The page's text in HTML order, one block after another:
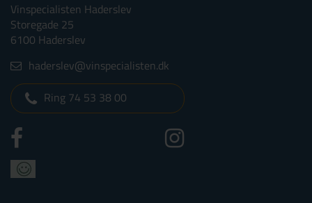
Vinspecialisten Haderslev
Storegade 25
6100 Haderslev
haderslev@vinspecialisten.dk
Ring 74 53 38 00